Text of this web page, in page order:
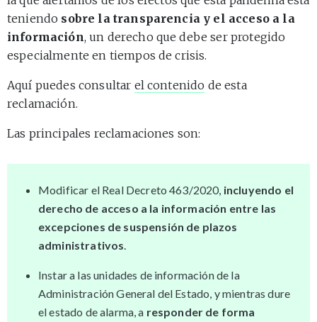
teniendo sobre la transparencia y el acceso a la
información, un derecho que debe ser protegido
especialmente en tiempos de crisis.
Aquí puedes consultar el contenido de esta
reclamación.
Las principales reclamaciones son:
Modificar el Real Decreto 463/2020, incluyendo el
derecho de acceso a la información entre las
excepciones de suspensión de plazos
administrativos.
Instar a las unidades de información de la
Administración General del Estado, y mientras dure
el estado de alarma, a responder de forma